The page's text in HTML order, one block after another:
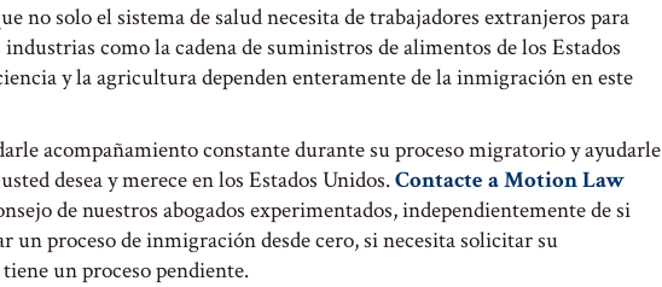
no solo el sistema de salud necesita de trabajadores extranjeros para
como la cadena de suministros de alimentos de los Estados
y la agricultura dependen enteramente de la inmigración en este
acompañamiento constante durante su proceso migratorio y ayudarle
desea y merece en los Estados Unidos.Contacte a Motion Law
de nuestros abogados experimentados, independientemente de si
un proceso de inmigración desde cero, si necesita solicitar su
un proceso pendiente.